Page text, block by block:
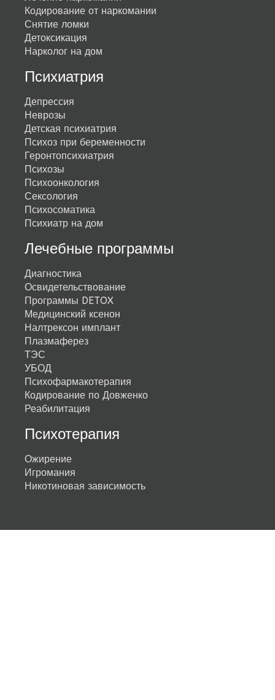
Кодирование от наркомании
Снятие ломки
Детоксикация
Нарколог на дом
Психиатрия
Депрессия
Неврозы
Детская психиатрия
Психоз при беременности
Геронтопсихиатрия
Психозы
Психоонкология
Сексология
Психосоматика
Психиатр на дом
Лечебные программы
Диагностика
Освидетельствование
Программы DETOX
Медицинский ксенон
Налтрексон имплант
Плазмаферез
ТЭС
УБОД
Психофармакотерапия
Кодирование по Довженко
Реабилитация
Психотерапия
Ожирение
Игромания
Никотиновая зависимость